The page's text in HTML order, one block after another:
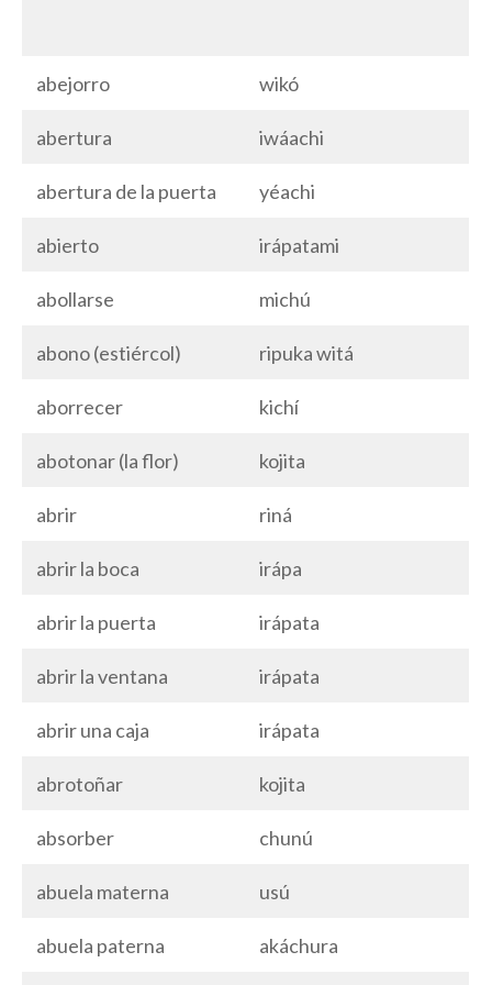
abejorro wikó
abertura iwáachi
abertura de la puerta yéachi
abierto irápatami
abollarse michú
abono (estiércol) ripuka witá
aborrecer kichí
abotonar (la flor) kojita
abrir riná
abrir la boca irápa
abrir la puerta irápata
abrir la ventana irápata
abrir una caja irápata
abrotoñar kojita
absorber chunú
abuela materna usú
abuela paterna akáchura